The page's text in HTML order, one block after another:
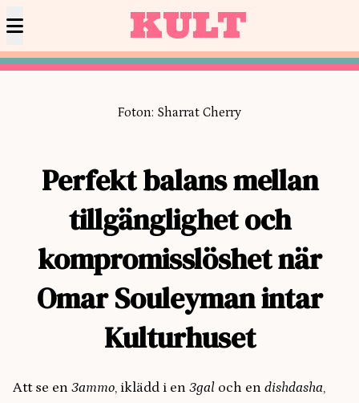
KULT
Foton: Sharrat Cherry
Perfekt balans mellan
tillgänglighet och
kompromisslöshet när
Omar Souleyman intar
Kulturhuset
Att se en 3ammo, iklädd i en 3gal och en dishdasha,